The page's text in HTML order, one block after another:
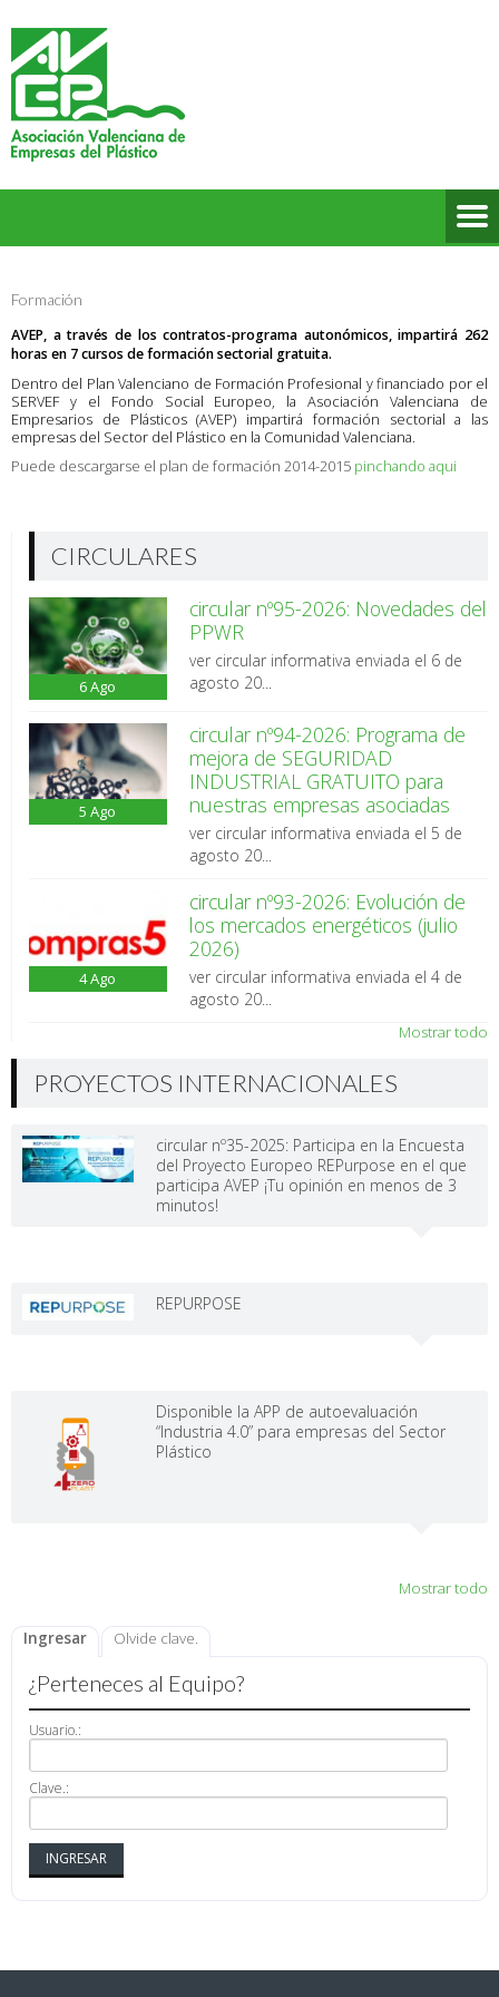
Formación
AVEP, a través de los contratos-programa autonómicos, impartirá 262
horas en 7 cursos de formación sectorial gratuita.
Dentro del Plan Valenciano de Formación Profesional y financiado por el
SERVEF y el Fondo Social Europeo, la Asociación Valenciana de
Empresarios de Plásticos (AVEP) impartirá formación sectorial a las
empresas del Sector del Plástico en la Comunidad Valenciana.
Puede descargarse el plan de formación 2014-2015 pinchando aqui
CIRCULARES
6Ago
circular nº95-2026: Novedades del
PPWR
ver circular informativa enviada el 6 de
agosto 20...
5 Ago
circular nº94-2026: Programa de
mejora de SEGURIDAD
INDUSTRIAL GRATUITO para
nuestras empresas asociadas
ver circular informativa enviada el 5 de
agosto 20...
4Ago
circular nº93-2026: Evolución de
los mercados energéticos (julio
2026)
ver circular informativa enviada el 4 de
agosto 20...
Mostrar todo
PROYECTOS INTERNACIONALES
circular nº35-2025: Participa en la Encuesta
del Proyecto Europeo REPurpose en el que
participa AVEP ¡Tu opinión en menos de 3
minutos!
REPURPOSE
Disponible la APP de autoevaluación
“Industria 4.0” para empresas del Sector
Plástico
Mostrar todo
Ingresar Olvide clave.
¿Perteneces al Equipo?
Usuario.:
Clave.: